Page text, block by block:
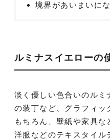
境界があいまいに
ルミナスイエローの
淡く優しい色合いのルミ
の装丁など、グラフィッ
もちろん、壁紙や家具な
洋服などのテキスタイル